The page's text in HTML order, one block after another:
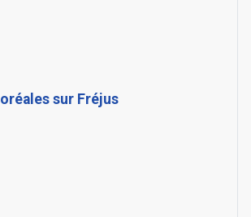
sur Fréjus